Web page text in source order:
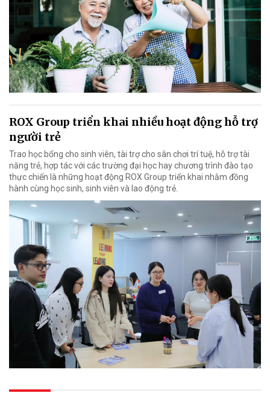
ROX Group triển khai nhiều hoạt động hỗ trợ
người trẻ
Trao học bổng cho sinh viên, tài trợ cho sân chơi trí tuệ, hỗ trợ tài
năng trẻ, hợp tác với các trường đại học hay chương trình đào tạo
thực chiến là những hoạt động ROX Group triển khai nhằm đồng
hành cùng học sinh, sinh viên và lao động trẻ.